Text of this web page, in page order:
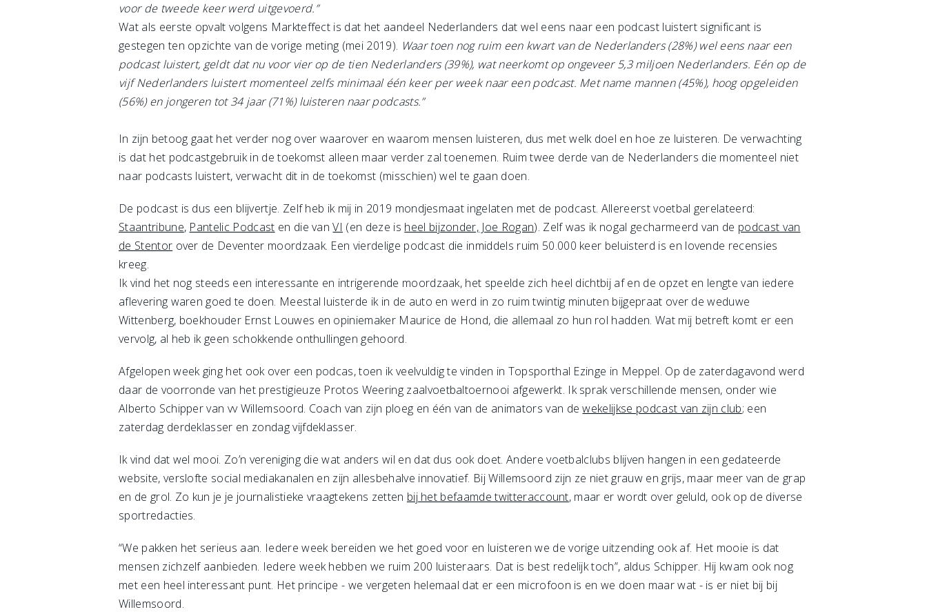
voor de tweede keer werd uitgevoerd.”
Wat als eerste opvalt volgens Markteffect is dat het aandeel Nederlanders dat wel eens naar een podcast luistert significant is
gestegen ten opzichte van de vorige meting (mei 2019). Waar toen nog ruim een kwart van de Nederlanders (28%) wel eens naar een
podcast luistert, geldt dat nu voor vier op de tien Nederlanders (39%), wat neerkomt op ongeveer 5,3 miljoen Nederlanders. Eén op de
vijf Nederlanders luistert momenteel zelfs minimaal één keer per week naar een podcast. Met name mannen (45%), hoog opgeleiden
(56%) en jongeren tot 34 jaar (71%) luisteren naar podcasts.”
In zijn betoog gaat het verder nog over waarover en waarom mensen luisteren, dus met welk doel en hoe ze luisteren. De verwachting
is dat het podcastgebruik in de toekomst alleen maar verder zal toenemen. Ruim twee derde van de Nederlanders die momenteel niet
naar podcasts luistert, verwacht dit in de toekomst (misschien) wel te gaan doen.
De podcast is dus een blijvertje. Zelf heb ik mij in 2019 mondjesmaat ingelaten met de podcast. Allereerst voetbal gerelateerd:
Staantribune, Pantelic Podcast en die vanVI (en deze is heel bijzonder, Joe Rogan). Zelf was ik nogal gecharmeerd van de podcast van
de Stentor over de Deventer moordzaak. Een vierdelige podcast die inmiddels ruim 50.000 keer beluisterd is en lovende recensies
kreeg.
Ik vind het nog steeds een interessante en intrigerende moordzaak, het speelde zich heel dichtbij af en de opzet en lengte van iedere
aflevering waren goed te doen. Meestal luisterde ik in de auto en werd in zo ruim twintig minuten bijgepraat over de weduwe
Wittenberg, boekhouder Ernst Louwes en opiniemaker Maurice de Hond, die allemaal zo hun rol hadden. Wat mij betreft komt er een
vervolg, al heb ik geen schokkende onthullingen gehoord.
Afgelopen week ging het ook over een podcas, toen ik veelvuldig te vinden in Topsporthal Ezinge in Meppel. Op de zaterdagavond werd
daar de voorronde van het prestigieuze Protos Weering zaalvoetbaltoernooi afgewerkt. Ik sprak verschillende mensen, onder wie
Alberto Schipper van vv Willemsoord. Coach van zijn ploeg en één van de animators van dewekelijkse podcast van zijn club; een
zaterdag derdeklasser en zondag vijfdeklasser.
Ik vind dat wel mooi. Zo’n vereniging die wat anders wil en dat dus ook doet. Andere voetbalclubs blijven hangen in een gedateerde
website, verslofte social mediakanalen en zijn allesbehalve innovatief. Bij Willemsoord zijn ze niet grauw en grijs, maar meer van de grap
en de grol. Zo kun je je journalistieke vraagtekens zetten bij het befaamde twitteraccount, maar er wordt over geluld, ook op de diverse
sportredacties.
“We pakken het serieus aan. Iedere week bereiden we het goed voor en luisteren we de vorige uitzending ook af. Het mooie is dat
mensen zichzelf aanbieden. Iedere week hebben we ruim 200 luisteraars. Dat is best redelijk toch”, aldus Schipper. Hij kwam ook nog
met een heel interessant punt. Het principe - we vergeten helemaal dat er een microfoon is en we doen maar wat - is er niet bij bij
Willemsoord.